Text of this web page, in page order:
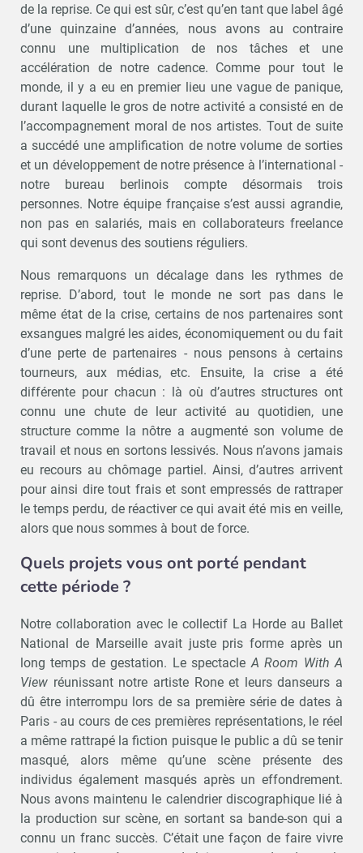
de la reprise. Ce qui est sûr, c’est qu’en tant que label âgé
d’une quinzaine d’années, nous avons au contraire
connu une multiplication de nos tâches et une
accélération de notre cadence. Comme pour tout le
monde, il y a eu en premier lieu une vague de panique,
durant laquelle le gros de notre activité a consisté en de
l’accompagnement moral de nos artistes. Tout de suite
a succédé une amplification de notre volume de sorties
et un développement de notre présence à l’international -
notre bureau berlinois compte désormais trois
personnes. Notre équipe française s’est aussi agrandie,
non pas en salariés, mais en collaborateurs freelance
qui sont devenus des soutiens réguliers.
Nous remarquons un décalage dans les rythmes de
reprise. D’abord, tout le monde ne sort pas dans le
même état de la crise, certains de nos partenaires sont
exsangues malgré les aides, économiquement ou du fait
d’une perte de partenaires - nous pensons à certains
tourneurs, aux médias, etc. Ensuite, la crise a été
différente pour chacun : là où d’autres structures ont
connu une chute de leur activité au quotidien, une
structure comme la nôtre a augmenté son volume de
travail et nous en sortons lessivés. Nous n’avons jamais
eu recours au chômage partiel. Ainsi, d’autres arrivent
pour ainsi dire tout frais et sont empressés de rattraper
le temps perdu, de réactiver ce qui avait été mis en veille,
alors que nous sommes à bout de force.
Quels projets vous ont porté pendant
cette période ?
Notre collaboration avec le collectif La Horde au Ballet
National de Marseille avait juste pris forme après un
long temps de gestation. Le spectacleA Room With A
View réunissant notre artiste Rone et leurs danseurs a
dû être interrompu lors de sa première série de dates à
Paris - au cours de ces premières représentations, le réel
a même rattrapé la fiction puisque le public a dû se tenir
masqué, alors même qu’une scène présente des
individus également masqués après un effondrement.
Nous avons maintenu le calendrier discographique lié à
la production sur scène, en sortant sa bande-son qui a
connu un franc succès. C’était une façon de faire vivre